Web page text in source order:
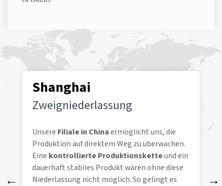
Shanghai
Zweigniederlassung
Unsere Filiale in Chinaermöglicht uns, die
Produktion auf direktem Weg zu überwachen.
Eine kontrollierte Produktionsketteund ein
dauerhaft stabiles Produkt wären ohne diese
Niederlassung nicht möglich. So gelingt es